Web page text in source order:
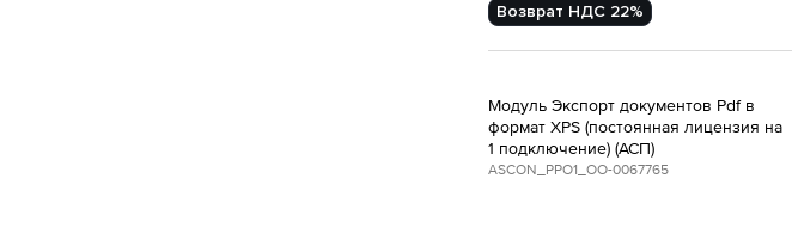
Возврат НДС 22%
Модуль Экспорт документов Pdf в
формат XPS (постоянная лицензия на
1 подключение) (АСП)
ASCON_PPO1_ОО-0067765